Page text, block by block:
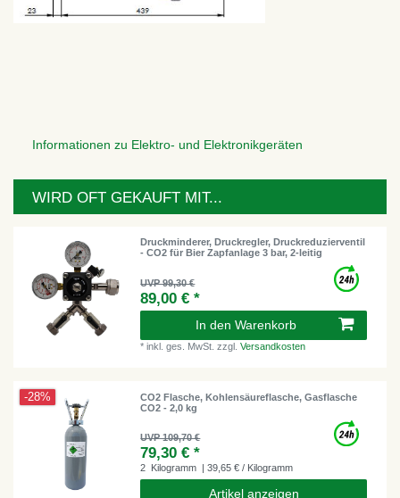
Informationen zu Elektro- und Elektronikgeräten
WIRD OFT GEKAUFT MIT...
Druckminderer, Druckregler, Druckreduzierventil
- CO2 für Bier Zapfanlage 3 bar, 2-leitig
UVP 99,30 €
89,00 € *
In den Warenkorb
*inkl. ges. MwSt. zzgl.Versandkosten
-28%
CO2 Flasche, Kohlensäureflasche, Gasflasche
CO2 - 2,0 kg
UVP 109,70 €
79,30 € *
2 Kilogramm | 39,65 € / Kilogramm
Artikel anzeigen